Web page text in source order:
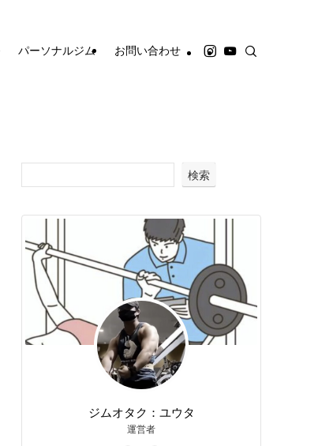
パーソナルジム お問い合わせ
検索
ジムオタク：ユウタ
運営者